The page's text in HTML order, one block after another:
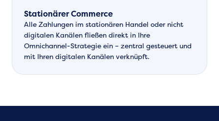
Stationärer Commerce
Alle Zahlungen im stationären Handel oder nicht
digitalen Kanälen fließen direkt in Ihre
Omnichannel-Strategie ein – zentral gesteuert und
mit Ihren digitalen Kanälen verknüpft.